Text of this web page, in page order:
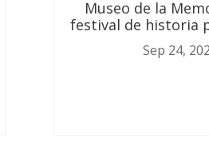
Museo de la
festival de historia
Sep 24,